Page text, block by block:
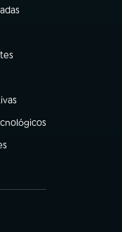
aba)